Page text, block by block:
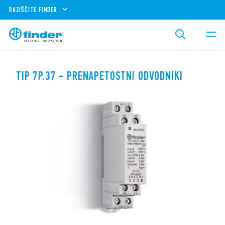
RAZIŠČITE FINDER
TIP 7P.37 - PRENAPETOSTNI ODVODNIKI